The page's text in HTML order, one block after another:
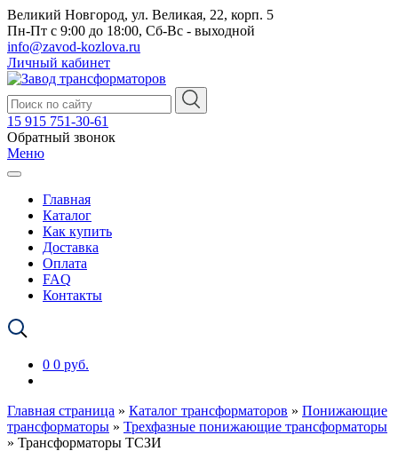
Великий Новгород, ул. Великая, 22, корп. 5
Пн-Пт с 9:00 до 18:00, Сб-Вс - выходной
info@zavod-kozlova.ru
Личный кабинет
15 915 751-30-61
Обратный звонок
Меню
Главная
Каталог
Как купить
Доставка
Оплата
FAQ
Контакты
0 0 руб.
Главная страница » Каталог трансформаторов » Понижающие
трансформаторы » Трехфазные понижающие трансформаторы
» Трансформаторы ТСЗИ